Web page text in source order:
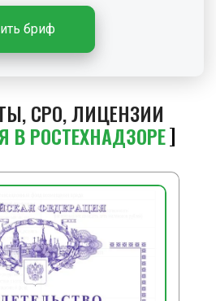
бриф
СРО, ЛИЦЕНЗИИ
В РОСТЕХНАДЗОРЕ